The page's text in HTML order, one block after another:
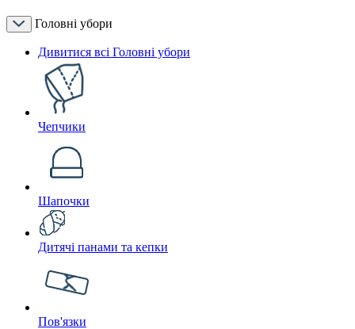
Головні убори
Дивитися всі Головні убори
Чепчики
Шапочки
Дитячі панами та кепки
Пов'язки